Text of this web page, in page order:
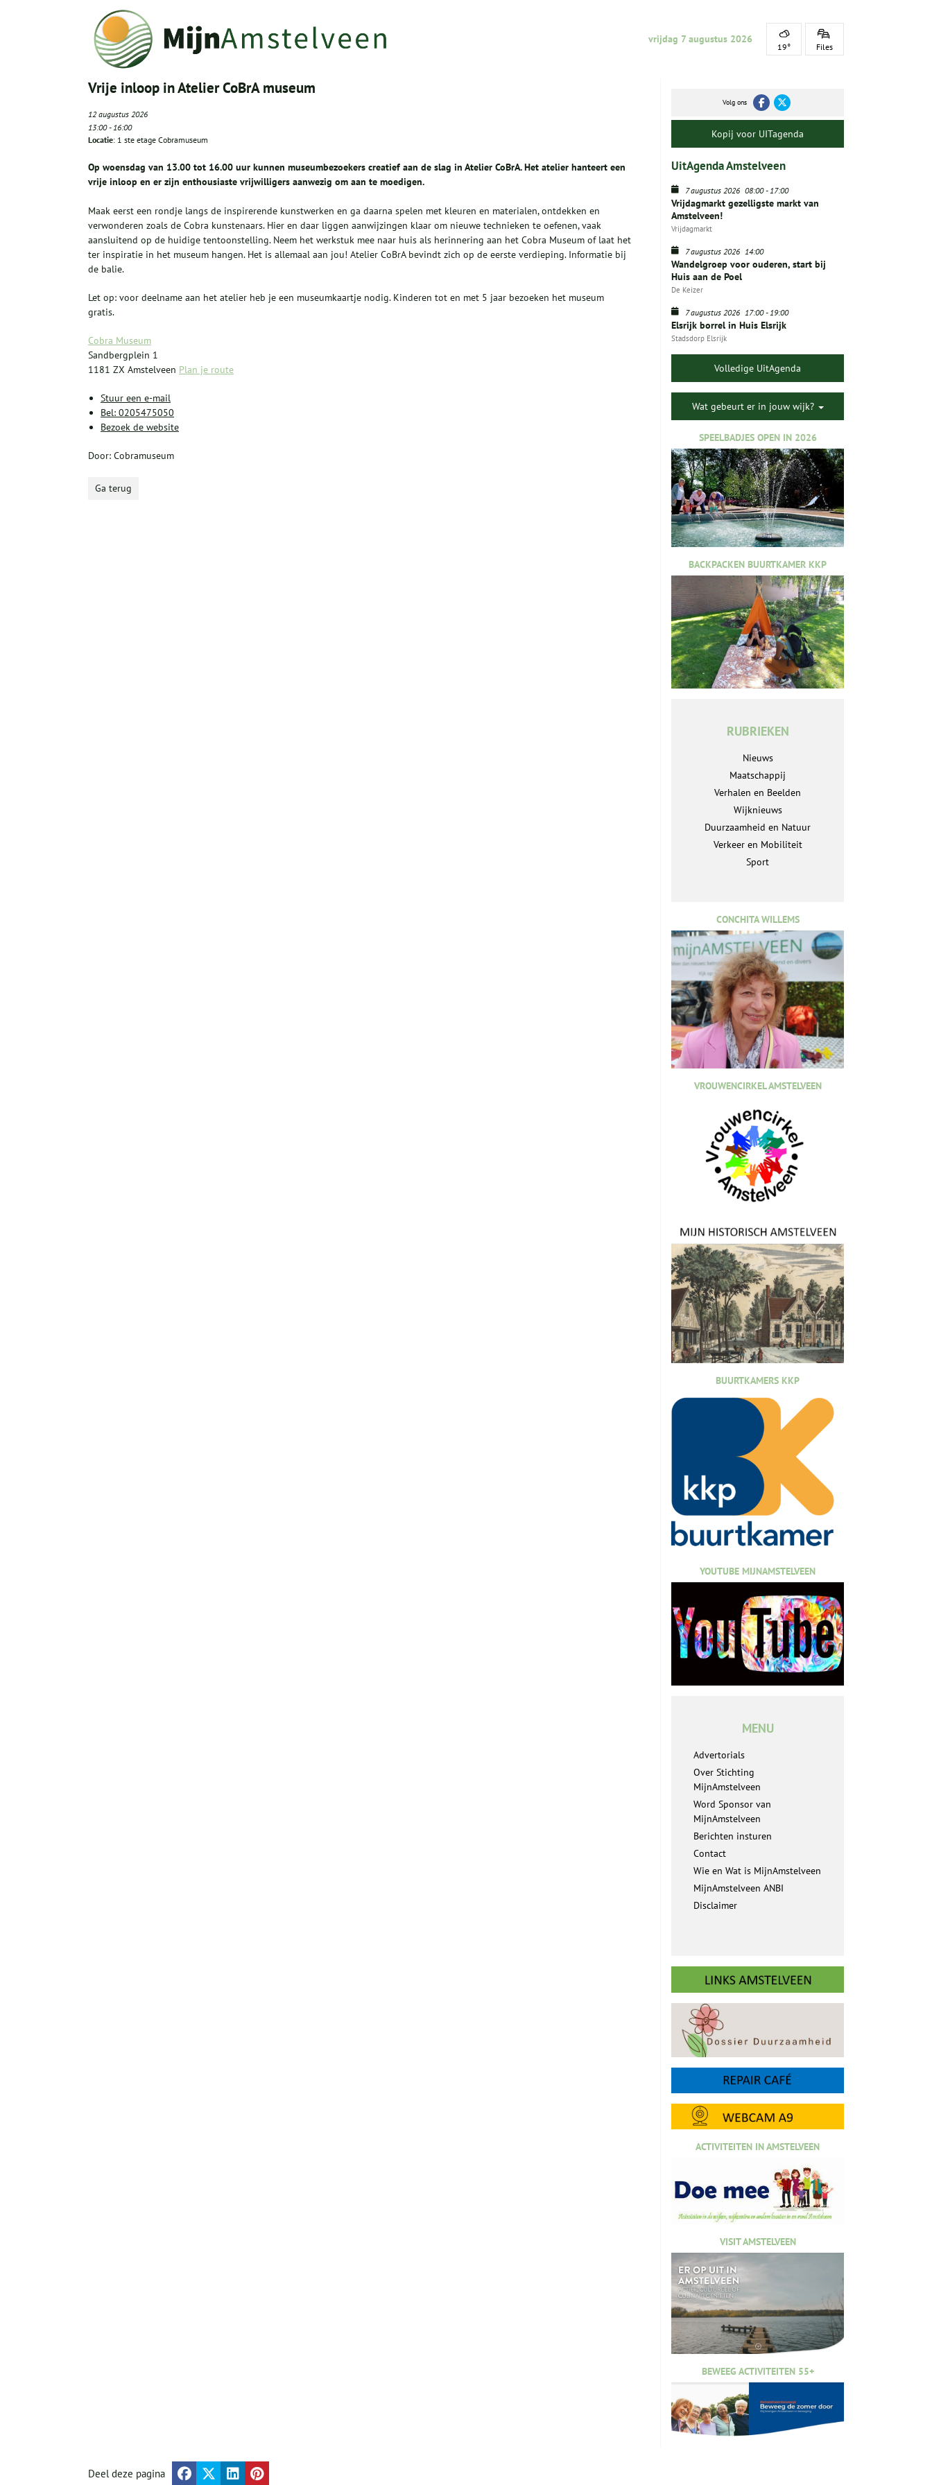
vrijdag 7 augustus 2026
19° Files
Vrije inloop in Atelier CoBrA museum
12 augustus 2026
13:00-16:00
Locatie: 1 ste etage Cobramuseum
Op woensdag van 13.00 tot 16.00 uur kunnen museumbezoekers creatief aan de slag in Atelier CoBrA. Het atelier hanteert een
vrije inloop en er zijn enthousiaste vrijwilligers aanwezig om aan te moedigen.
Maak eerst een rondje langs de inspirerende kunstwerken en ga daarna spelen met kleuren en materialen, ontdekken en
verwonderen zoals de Cobra kunstenaars. Hier en daar liggen aanwijzingen klaar om nieuwe technieken te oefenen, vaak
aansluitend op de huidige tentoonstelling. Neem het werkstuk mee naar huis als herinnering aan het Cobra Museum of laat het
ter inspiratie in het museum hangen. Het is allemaal aan jou! Atelier CoBrA bevindt zich op de eerste verdieping. Informatie bij
de balie.
Let op: voor deelname aan het atelier heb je een museumkaartje nodig. Kinderen tot en met 5 jaar bezoeken het museum
gratis.
Cobra Museum
Sandbergplein 1
1181 ZX Amstelveen Plan je route
Stuur een e-mail
Bel: 0205475050
Bezoek de website
Door: Cobramuseum
Ga terug
Volg ons
Kopij voor UITagenda
UitAgenda Amstelveen
7 augustus 2026 08:00-17:00
Vrijdagmarkt gezelligste markt van
Amstelveen!
Vrijdagmarkt
7 augustus 2026 14:00
Wandelgroep voor ouderen, start bij
Huis aan de Poel
De Keizer
7 augustus 2026 17:00-19:00
Elsrijk borrel in Huis Elsrijk
Stadsdorp Elsrijk
Volledige UitAgenda
Wat gebeurt er in jouw wijk?
SPEELBADJES OPEN IN 2026
BACKPACKEN BUURTKAMER KKP
RUBRIEKEN
Nieuws
Maatschappij
Verhalen en Beelden
Wijknieuws
Duurzaamheid en Natuur
Verkeer en Mobiliteit
Sport
CONCHITA WILLEMS
VROUWENCIRKEL AMSTELVEEN
BUURTKAMERS KKP
YOUTUBE MIJNAMSTELVEEN
MENU
Advertorials
Over Stichting
MijnAmstelveen
Word Sponsor van
MijnAmstelveen
Berichten insturen
Contact
Wie en Wat is MijnAmstelveen
MijnAmstelveen ANBI
Disclaimer
ACTIVITEITEN IN AMSTELVEEN
VISIT AMSTELVEEN
BEWEEG ACTIVITEITEN 55+
Deel deze pagina